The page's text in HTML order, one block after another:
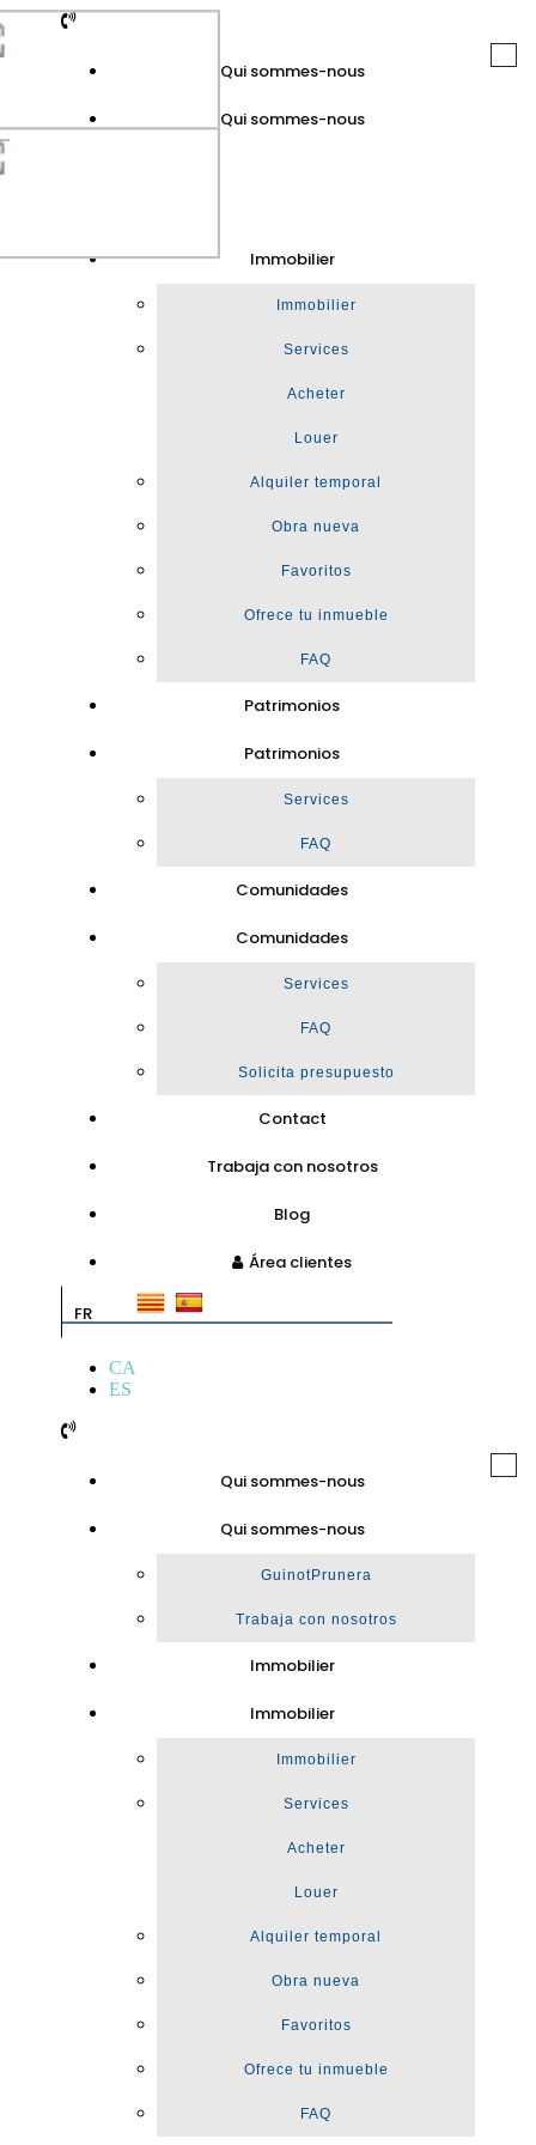
Qui sommes-nous
Qui sommes-nous
Immobilier
Immobilier
Services
Acheter
Louer
Alquiler temporal
Obra nueva
Favoritos
Ofrece tu inmueble
FAQ
Patrimonios
Patrimonios
Services
FAQ
Comunidades
Comunidades
Services
FAQ
Solicita presupuesto
Contact
Trabaja con nosotros
Blog
Área clientes
FR
CA
ES
Qui sommes-nous
Qui sommes-nous
GuinotPrunera
Trabaja con nosotros
Immobilier
Immobilier
Immobilier
Services
Acheter
Louer
Alquiler temporal
Obra nueva
Favoritos
Ofrece tu inmueble
FAQ